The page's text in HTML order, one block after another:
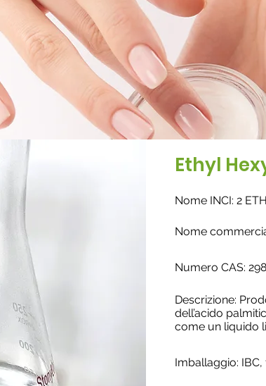
Ethyl
Nome INCI: 2
Nome
Numero CAS:
Descrizione:
dell’acido
come un liquido
Imballaggio: IBC,